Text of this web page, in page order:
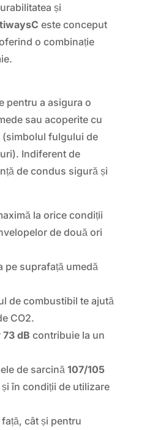
și
este conceput
o combinație
pentru a asigura o
sau acoperite cu
(simbolul fulgului de
Indiferent de
de condus sigură și
la orice condiții
de două ori
pe suprafață umedă
de combustibil te ajută
CO2.
73 dB contribuie la un
de sarcină107/105
în condiții de utilizare
cât și pentru